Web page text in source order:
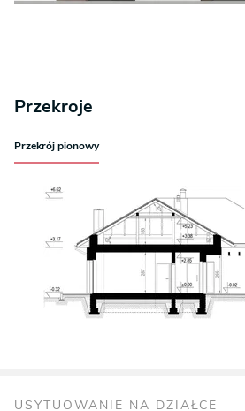
Przekroje
Przekrój pionowy
USYTUOWANIE NA DZIAŁCE